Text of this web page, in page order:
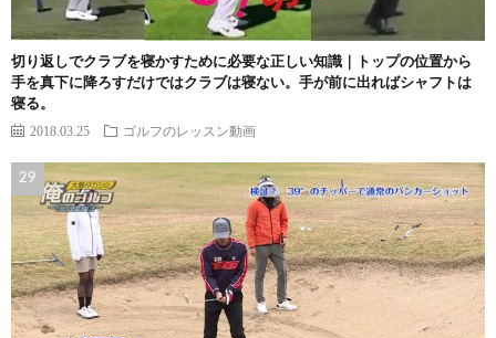
切り返しでクラブを寝かすために必要な正しい知識｜トップの位置から
手を真下に降ろすだけではクラブは寝ない。手が前に出ればシャフトは
寝る。
2018.03.25 ゴルフのレッスン動画